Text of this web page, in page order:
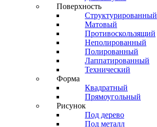
Поверхность
Структурированный
Матовый
Противоскользящий
Неполированный
Полированный
Лаппатированный
Технический
Форма
Квадратный
Прямоугольный
Рисунок
Под дерево
Под металл